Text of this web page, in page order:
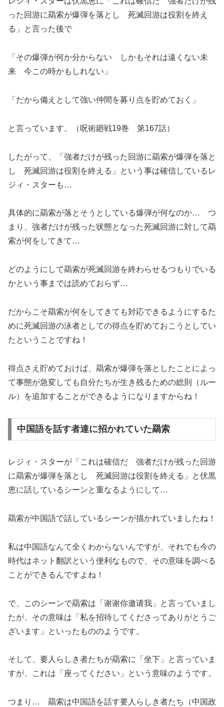
った回游に羂索が爆弾を落とし 死滅回游は役割を終え
る」と言った後で
「その爆弾が何か分からない しかもそれは遠くない未
来 今この時かもしれない」
「だから備えとして強い仲間を募り点を貯めておく」
と言っています。（呪術廻戦19巻 第167話）
したがって、「強者だけが残った回游に羂索が爆弾を落と
し 死滅回游は役割を終える」という事は確信しているレ
ジィ・スターも…
具体的に羂索が落とそうとしている爆弾が何なのか… つ
まり、強者だけが残った状態となった死滅回游に対して羂
索が何をしてきて…
どのようにして羂索が死滅回游を終わらせるつもりでいる
かという事までは読めておらず…
だからこそ羂索が何をしてきても対応できるようにするた
めに死滅回游の泳者としての得点を貯めておこうとしてい
たということですね！
得点さえ貯めておけば、羂索が爆弾を落としたことによっ
て事態が急変しても自分たちが生き残るための総則（ルー
ル）を追加することができるようになりますからね！
中国語を話す者達に招かれていた羂索
レジィ・スターが「これは確信だ 強者だけが残った回游
に羂索が爆弾を落とし 死滅回游は役割を終える」と伏黒
恵に話しているシーンと重なるようにして…
羂索が中国語で話しているシーンが描かれていましたね！
私は中国語なんて全くわからないんですが、それでも今の
時代はネット翻訳という便利なもので、その意味を調べる
ことができるんですよね！
で、このシーンで羂索は「谢谢你邀请我」と言っていまし
たが、その意味は「私を招待してくださってありがとうご
ざいます」といったもののようです。
そして、要人らしき者たちが羂索に「坐下」と言っていま
すが、これは「座ってください」という意味のようです。
つまり… 羂索は中国語を話す要人らしき者たち（中国政